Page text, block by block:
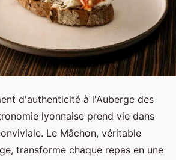
d'authenticité à l'Auberge des
lyonnaise prend vie dans
Le Mâchon, véritable
transforme chaque repas en une